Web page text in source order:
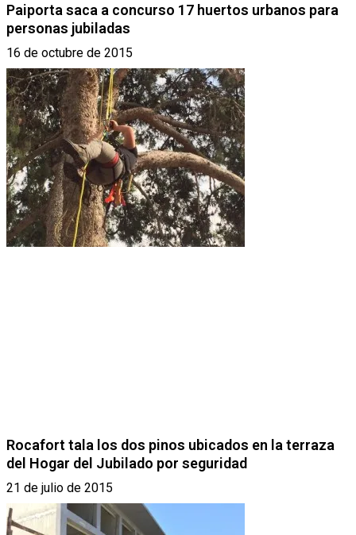
Paiporta saca a concurso 17 huertos urbanos para
personas jubiladas
16 de octubre de 2015
Rocafort tala los dos pinos ubicados en la terraza
del Hogar del Jubilado por seguridad
21 de julio de 2015